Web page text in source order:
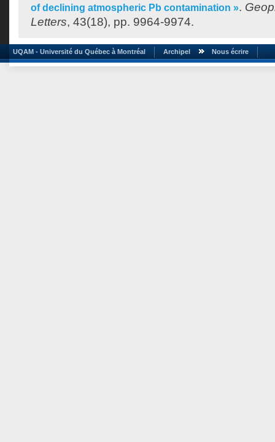
of declining atmospheric Pb contamination ».
Letters, 43(18), pp. 9964-9974.
UQAM - Université du Québec à Montréal Archipel Nous écrire